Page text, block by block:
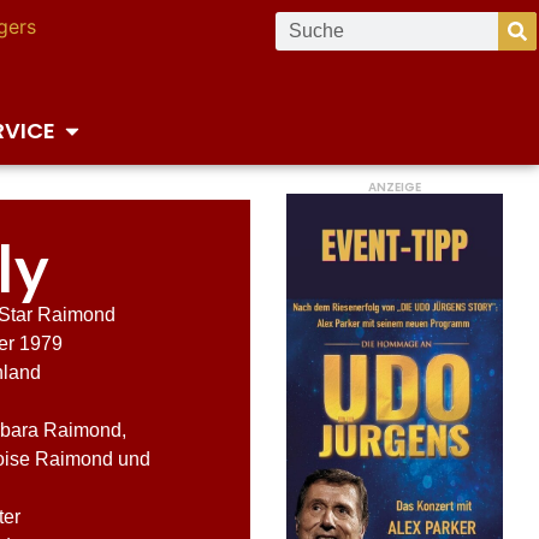
Raimond
1979
Raimond,
Raimond und
ANZEIGE